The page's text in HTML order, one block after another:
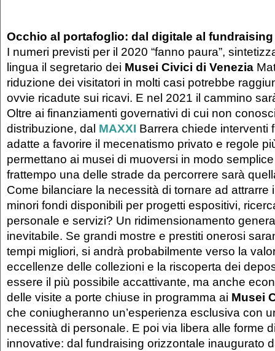
Occhio al portafoglio: dal digitale al
I numeri previsti per il 2020 “fanno paura”,
lingua il segretario dei Musei Civici di Venezia
riduzione dei visitatori in molti casi potrebbe
ovvie ricadute sui ricavi. E nel 2021 il cammino
Oltre ai finanziamenti governativi di cui non
distribuzione, dal MAXXI Barrera chiede interventi
adatte a favorire il mecenatismo privato e regole
permettano ai musei di muoversi in modo
frattempo una delle strade da percorrere sarà
Come bilanciare la necessità di tornare ad attrarre
minori fondi disponibili per progetti espositivi,
personale e servizi? Un ridimensionamento
inevitabile. Se grandi mostre e prestiti onerosi
tempi migliori, si andrà probabilmente verso la
eccellenze delle collezioni e la riscoperta dei
essere il più possibile accattivante, ma anche
delle visite a porte chiuse in programma ai Musei
che coniugheranno un’esperienza esclusiva con
necessità di personale. E poi via libera alle forme
innovative: dal fundraising orizzontale inaugurato